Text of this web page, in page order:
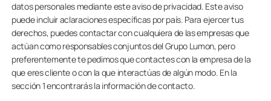
datos personales mediante este aviso de privacidad. Este aviso
puede incluir aclaraciones específicas por país. Para ejercer tus
derechos, puedes contactar con cualquiera de las empresas que
actúan como responsables conjuntos del Grupo Lumon, pero
preferentemente te pedimos que contactes con la empresa de la
que eres cliente o con la que interactúas de algún modo. En la
sección 1 encontrarás la información de contacto.